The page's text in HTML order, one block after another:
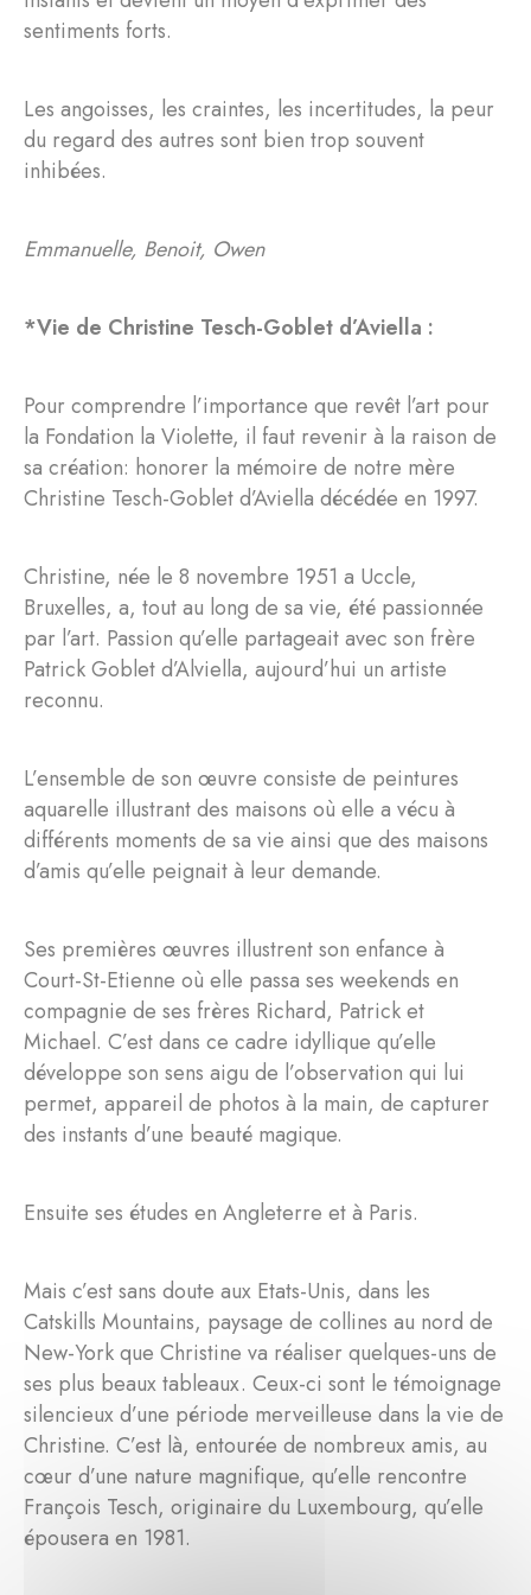
sentiments forts.
Les angoisses, les craintes, les incertitudes, la peur
du regard des autres sont bien trop souvent
inhibées.
Emmanuelle, Benoit, Owen
*Vie de Christine Tesch-Goblet d’Aviella :
Pour comprendre l’importance que revêt l’art pour
la Fondation la Violette, il faut revenir à la raison de
sa création: honorer la mémoire de notre mère
Christine Tesch-Goblet d’Aviella décédée en 1997.
Christine, née le 8 novembre 1951 a Uccle,
Bruxelles, a, tout au long de sa vie, été passionnée
par l’art. Passion qu’elle partageait avec son frère
Patrick Goblet d’Alviella, aujourd’hui un artiste
reconnu.
L’ensemble de son œuvre consiste de peintures
aquarelle illustrant des maisons où elle a vécu à
différents moments de sa vie ainsi que des maisons
d’amis qu’elle peignait à leur demande.
Ses premières œuvres illustrent son enfance à
Court-St-Etienne où elle passa ses weekends en
compagnie de ses frères Richard, Patrick et
Michael. C’est dans ce cadre idyllique qu’elle
développe son sens aigu de l’observation qui lui
permet, appareil de photos à la main, de capturer
des instants d’une beauté magique.
Ensuite ses études en Angleterre et à Paris.
Mais c’est sans doute aux Etats-Unis, dans les
Catskills Mountains, paysage de collines au nord de
New-York que Christine va réaliser quelques-uns de
ses plus beaux tableaux. Ceux-ci sont le témoignage
silencieux d’une période merveilleuse dans la vie de
Christine. C’est là, entourée de nombreux amis, au
cœur d’une nature magnifique, qu’elle rencontre
François Tesch, originaire du Luxembourg, qu’elle
épousera en 1981.